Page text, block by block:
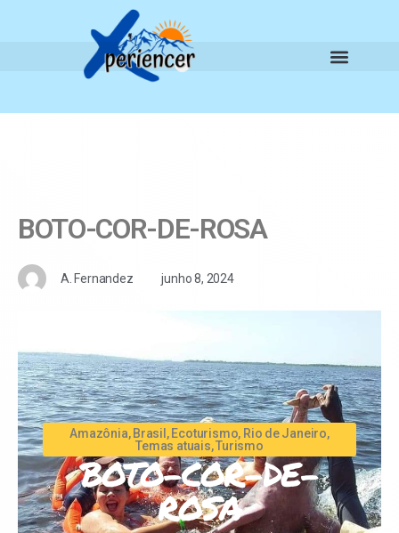
BOTO-COR-DE-ROSA
A. Fernandez junho 8, 2024
Amazônia, Brasil , Ecoturismo, Rio de Janeiro,
Temas atuais,Turismo
BOTO-COR-DE-
ROSA